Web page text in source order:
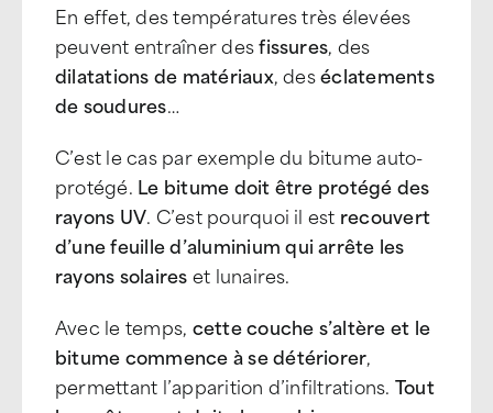
En effet, des températures très élevées
peuvent entraîner desfissures, des
dilatations de matériaux, deséclatements
de soudures…
C’est le cas par exemple du bitume auto-
protégé. Le bitume doit être protégé des
rayons UV. C’est pourquoi il est recouvert
d’une feuille d’aluminium qui arrête les
rayons solaireset lunaires.
Avec le temps, cette couche s’altère et le
bitume commence à se détériorer,
permettant l’apparition d’infiltrations. Tout